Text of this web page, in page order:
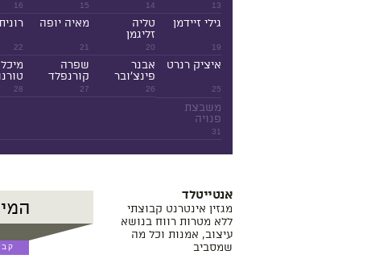
13
14
15
16
19
גילי זיידמן
20
טליה
זליגמן
21
מאיה יופה
22
25
איציק רנרט
26
אבנר
פינצ'ובר
27
שפרה
קורנפלד
28
מיכל
31
משבצת
פנויה
אנטייטלד
מגזין אינטרנט קבוצתי
ללא מטרות רווח בנושא
עיצוב, אמנות וכל מה
שמסביב